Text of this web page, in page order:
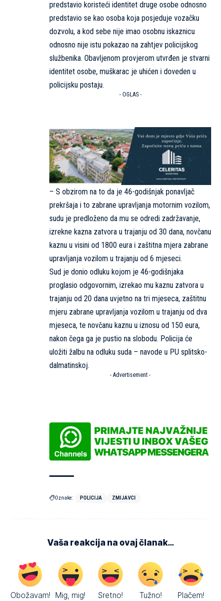
predstavio koristeći identitet druge osobe odnosno
predstavio se kao osoba koja posjeduje vozačku
dozvolu, a kod sebe nije imao osobnu iskaznicu
odnosno nije istu pokazao na zahtjev policijskog
službenika. Obavljenom provjerom utvrđen je stvarni
identitet osobe, muškarac je uhićen i doveden u
policijsku postaju.
- OGLAS -
– S obzirom na to da je 46-godišnjak ponavljač
prekršaja i to zabrane upravljanja motornim vozilom,
sudu je predloženo da mu se odredi zadržavanje,
izrekne kazna zatvora u trajanju od 30 dana, novčanu
kaznu u visini od 1800 eura i zaštitna mjera zabrane
upravljanja vozilom u trajanju od 6 mjeseci.
Sud je donio odluku kojom je 46-godišnjaka
proglasio odgovornim, izrekao mu kaznu zatvora u
trajanju od 20 dana uvjetno na tri mjeseca, zaštitnu
mjeru zabrane upravljanja vozilom u trajanju od dva
mjeseca, te novčanu kaznu u iznosu od 150 eura,
nakon čega ga je pustio na slobodu. Policija će
uložiti žalbu na odluku suda – navode u PU splitsko-
dalmatinskoj.
- Advertisement -
Oznake: POLICIJA ZMIJAVCI
Vaša reakcija na ovaj članak…
Obožavam!
Mig, mig!
Sretno!
Tužno!
Plačem!